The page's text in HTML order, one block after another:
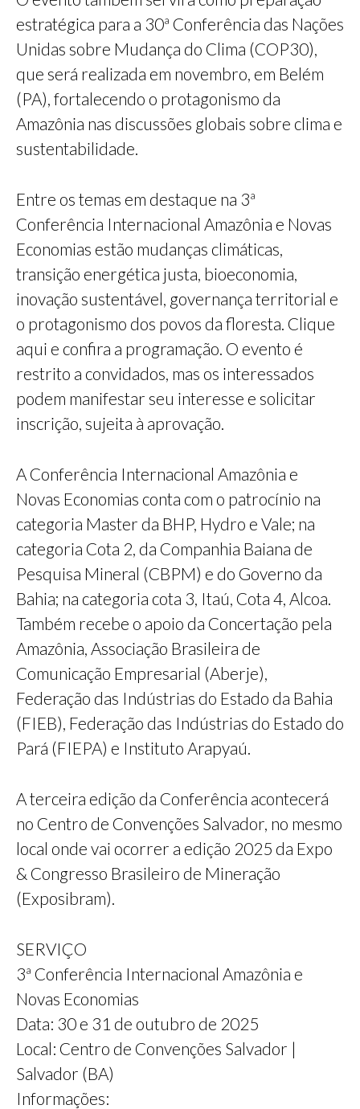
estratégica para a 30ª Conferência das Nações
Unidas sobre Mudança do Clima (COP30),
que será realizada em novembro, em Belém
(PA), fortalecendo o protagonismo da
Amazônia nas discussões globais sobre clima e
sustentabilidade.
Entre os temas em destaque na 3ª
Conferência Internacional Amazônia e Novas
Economias estão mudanças climáticas,
transição energética justa, bioeconomia,
inovação sustentável, governança territorial e
o protagonismo dos povos da floresta. Clique
aqui e confira a programação. O evento é
restrito a convidados, mas os interessados
podem manifestar seu interesse e solicitar
inscrição, sujeita à aprovação.
A Conferência Internacional Amazônia e
Novas Economias conta com o patrocínio na
categoria Master da BHP, Hydro e Vale; na
categoria Cota 2, da Companhia Baiana de
Pesquisa Mineral (CBPM) e do Governo da
Bahia; na categoria cota 3, Itaú, Cota 4, Alcoa.
Também recebe o apoio da Concertação pela
Amazônia, Associação Brasileira de
Comunicação Empresarial (Aberje),
Federação das Indústrias do Estado da Bahia
(FIEB), Federação das Indústrias do Estado do
Pará (FIEPA) e Instituto Arapyaú.
A terceira edição da Conferência acontecerá
no Centro de Convenções Salvador, no mesmo
local onde vai ocorrer a edição 2025 da Expo
& Congresso Brasileiro de Mineração
(Exposibram).
SERVIÇO
3ª Conferência Internacional Amazônia e
Novas Economias
Data: 30 e 31 de outubro de 2025
Local: Centro de Convenções Salvador |
Salvador (BA)
Informações: